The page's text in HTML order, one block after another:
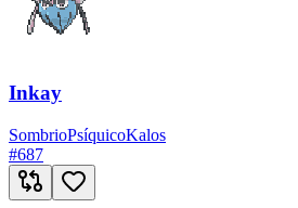
Inkay
SombrioPsíquicoKalos
#687